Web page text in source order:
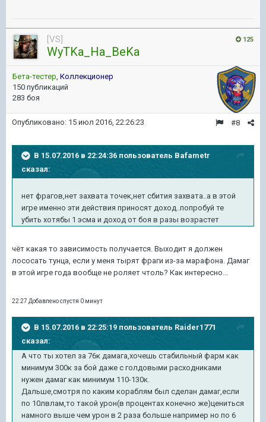
125
[VS]
WyTKa_Ha_BeKa
Бета-тестер, Коллекционер
150 публикаций
283 боя
#8
Опубликовано: 15 июл 2016, 22:26:23
В 15.07.2016 в 22:24:36 пользователь Bafametr
сказал:
нет фрагов,нет захвата точек,нет сбития захвата..а в этой
игре именно эти действия приносят доход..попробуй те
убить хотябы 1 эсма и доход от боя в разы возрастет
чёт какая то зависимость получается. Выходит я должен
лососать тунца, если у меня тырят фраги из-за марафона. Дамаг
в этой игре года вообще не роляет чтоль? Как интересно...
22:27 Добавлено спустя 0 минут
В 15.07.2016 в 22:25:19 пользователь Raider1771
сказал:
А что ты хотел за 76к дамага,хочешь стабильный фарм как
минимум 300к за бой даже с голдовыми расходниками
нужен дамаг как минимум 110-130к.
Дальше,смотря по каким кораблям был сделан дамаг,если
по 10лвлам,то такой урон(в процентах конечно же)цениться
намного выше чем урон в 2 раза больше например но по 6